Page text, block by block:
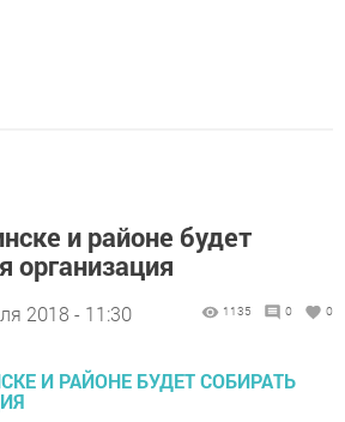
и районе будет
организация
2018 - 11:30 1135 0 0